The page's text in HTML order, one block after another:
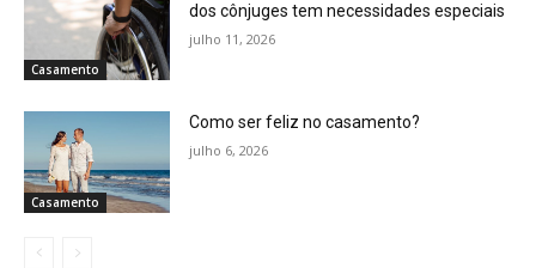
Casamento
dos cônjuges tem necessidades especiais
julho 11, 2026
Casamento
Como ser feliz no casamento?
julho 6, 2026